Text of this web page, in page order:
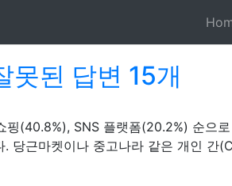
못된 답변 15개
(40.8%), SNS 플랫폼(20.2%) 순으
당근마켓이나 중고나라 같은 개인 간